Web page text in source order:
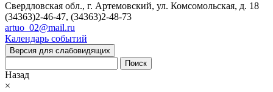
Свердловская обл., г. Артемовский, ул. Комсомольская, д. 18
(34363)2-46-47, (34363)2-48-73
artuo_02@mail.ru
Календарь событий
Версия для слабовидящих
Поиск
Назад
×